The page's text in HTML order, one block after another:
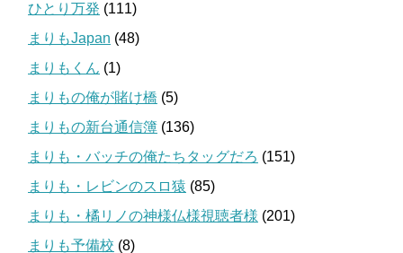
ひとり万発 (111)
まりもJapan (48)
まりもくん (1)
まりもの俺が賭け橋 (5)
まりもの新台通信簿 (136)
まりも・バッチの俺たちタッグだろ (151)
まりも・レビンのスロ猿 (85)
まりも・橘リノの神様仏様視聴者様 (201)
まりも予備校 (8)